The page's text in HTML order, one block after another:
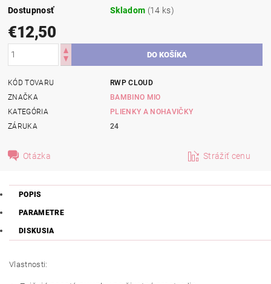
Dostupnosť Skladom (14 ks)
€12,50
KÓD TOVARU
RWP CLOUD
ZNAČKA
BAMBINO MIO
KATEGÓRIA
PLIENKY A NOHAVIČKY
ZÁRUKA
24
Otázka Strážiť cenu
POPIS
PARAMETRE
DISKUSIA
Vlastnosti: